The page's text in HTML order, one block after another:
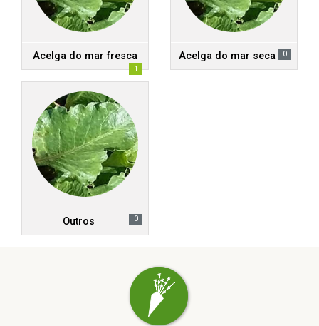
Acelga do mar fresca
1
Acelga do mar seca 0
Outros 0